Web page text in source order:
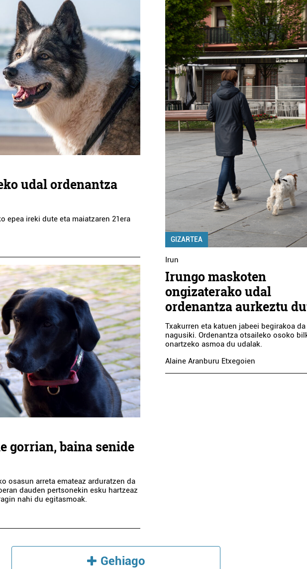
udal ordenantza
epea ireki dute eta maiatzaren 21era
gorrian, baina senide
osasun arreta emateaz arduratzen da
dauden pertsonekin esku hartzeaz
nahi du egitasmoak.
GIZARTEA
Irun
Irungo maskoten
ongizaterako udal
ordenantza aurkeztu
Txakurren eta katuen jabeei begirakoa da
nagusiki. Ordenantza otsaileko osoko
onartzeko asmoa du udalak.
Alaine Aranburu Etxegoien
Gehiago
POLY ARGAZKIAK